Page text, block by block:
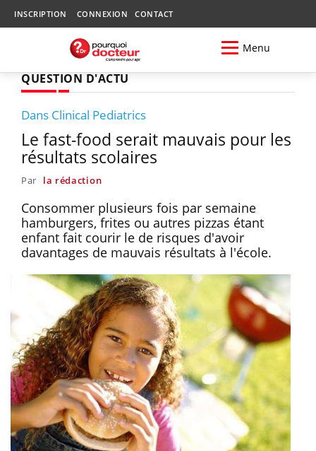
INSCRIPTION CONNEXION CONTACT
Menu
QUESTION D'ACTU
Dans Clinical Pediatrics
Le fast-food serait mauvais pour les
résultats scolaires
Par la rédaction
Consommer plusieurs fois par semaine
hamburgers, frites ou autres pizzas étant
enfant fait courir le de risques d'avoir
davantages de mauvais résultats à l'école.